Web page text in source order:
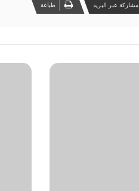
مشاركة عبر البريد طباعة